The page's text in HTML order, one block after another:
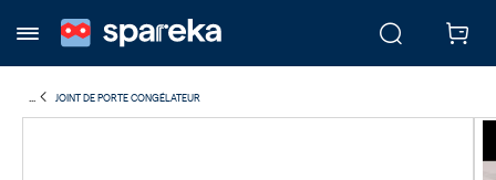
JOINT DE PORTE CONGÉLATEUR